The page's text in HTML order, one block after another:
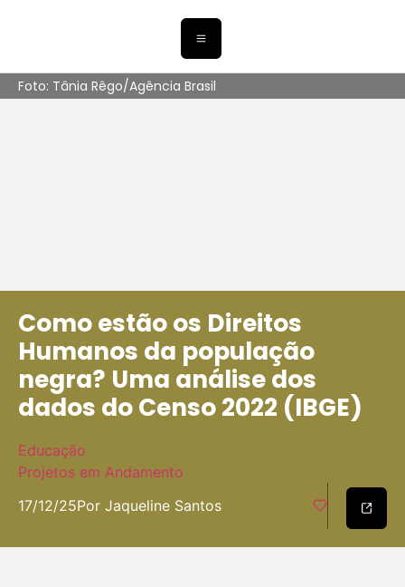
Foto: Tânia Rêgo/Agência Brasil
Como estão os Direitos
Humanos da população
negra? Uma análise dos
dados do Censo 2022 (IBGE)
Educação
Projetos em Andamento
17/12/25Por Jaqueline Santos